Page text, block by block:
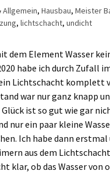
Allgemein, Hausbau, Meister
, lichtschacht, undicht
dem Element Wasser
habe ich durch Zufall
Lichtschacht komplett
war nur ganz knapp
ist so gut wie gar
nur ein paar kleine
Ich habe dann erstmal
aus dem
klar, ob das Wasser von